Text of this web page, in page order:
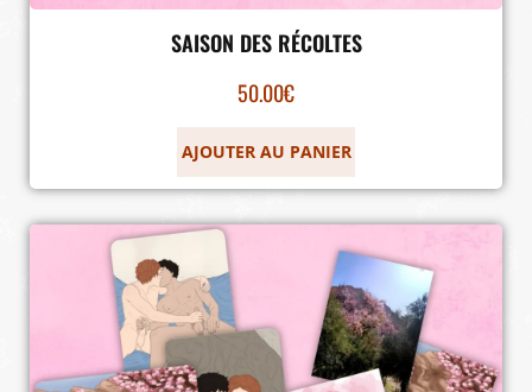
SAISON DES RÉCOLTES
50.00€
AJOUTER AU PANIER